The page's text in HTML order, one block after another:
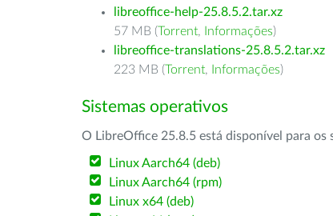
libreoffice-help-25.8.5.2.tar.xz
57 MB (Torrent, Informações)
libreoffice-translations-25.8.5.2.tar.xz
223 MB (Torrent, Informações)
Sistemas operativos
O LibreOffice 25.8.5 está disponível para
Linux Aarch64 (deb)
Linux Aarch64 (rpm)
Linux x64 (deb)